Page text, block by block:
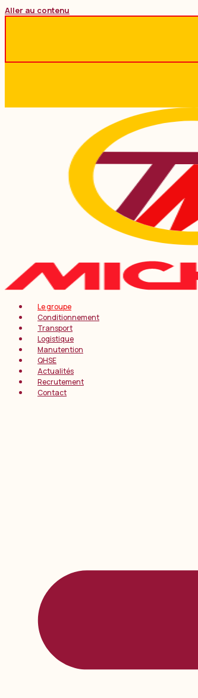
Aller au contenu
Le groupe
Conditionnement
Transport
Logistique
Manutention
QHSE
Actualités
Recrutement
Contact